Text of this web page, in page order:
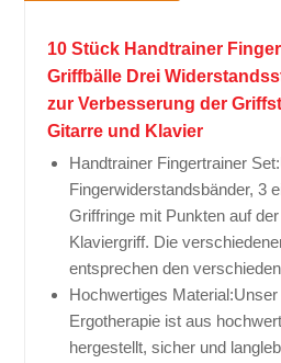
10 Stück Handtrainer
Griffbälle Drei
zur Verbesserung der
Gitarre und Klavier
Handtrainer Fingertrainer
Fingerwiderstandsbänder, 3
Griffringe mit Punkten auf
Klaviergriff. Die
entsprechen den
Hochwertiges
Ergotherapie ist aus
hergestellt, sicher und